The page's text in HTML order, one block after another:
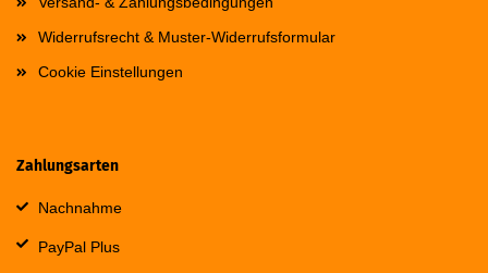
Widerrufsrecht & Muster-Widerrufsformular
Cookie Einstellungen
Zahlungsarten
Nachnahme
PayPal Plus